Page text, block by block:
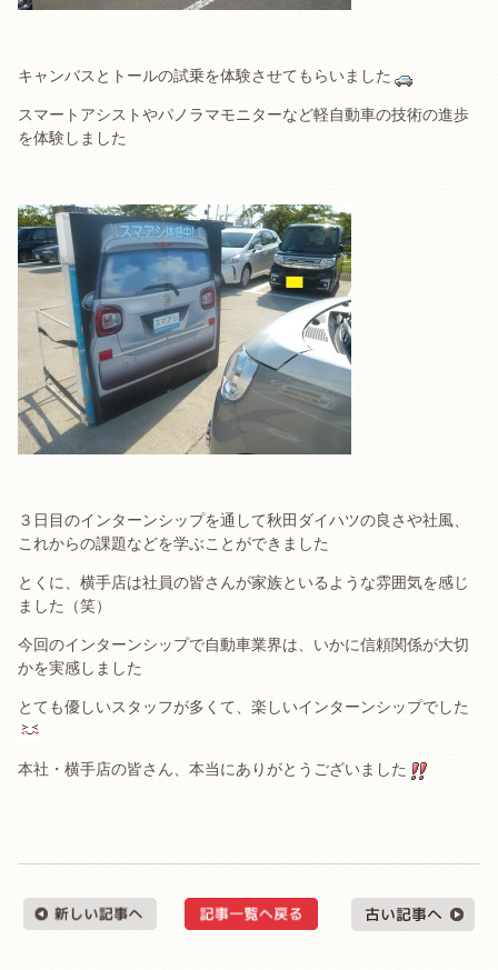
キャンバスとトールの試乗を体験させてもらいました
スマートアシストやパノラマモニターなど軽自動車の技術の進歩
を体験しました
３日目のインターンシップを通して秋田ダイハツの良さや社風、
これからの課題などを学ぶことができました
とくに、横手店は社員の皆さんが家族といるような雰囲気を感じ
ました（笑）
今回のインターンシップで自動車業界は、いかに信頼関係が大切
かを実感しました
とても優しいスタッフが多くて、楽しいインターンシップでした
本社・横手店の皆さん、本当にありがとうございました